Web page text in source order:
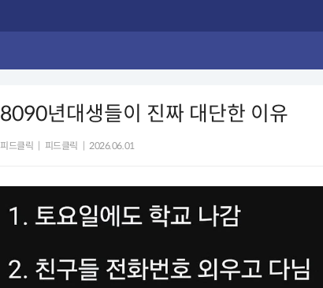
8090년대생들이 진짜 대단한 이유
피드클릭 피드클릭 2026.06.01